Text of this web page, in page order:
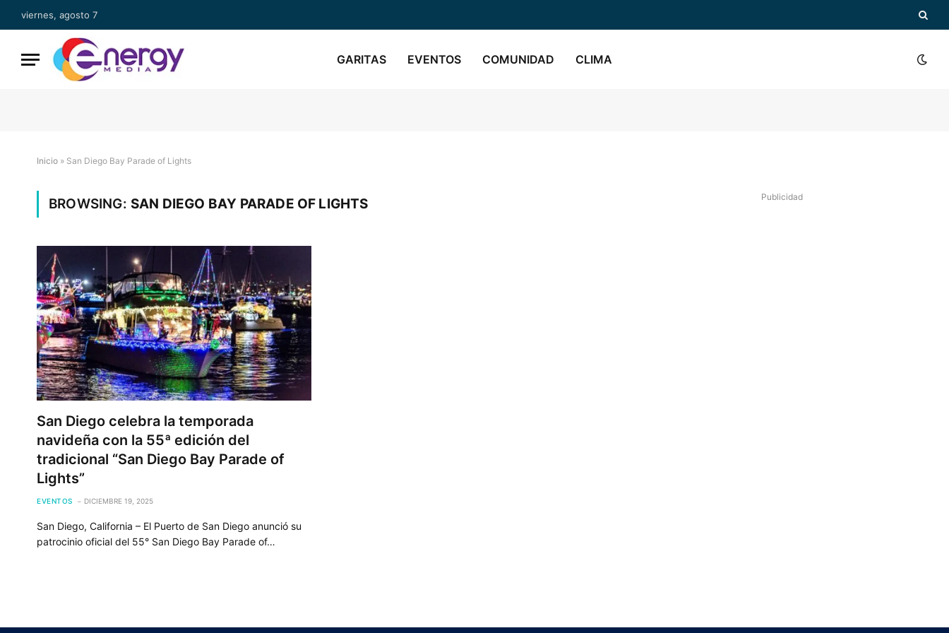
viernes, agosto 7
GARITAS EVENTOS COMUNIDAD CLIMA
Inicio » San Diego Bay Parade of Lights
BROWSING: SAN DIEGO BAY PARADE OF LIGHTS
San Diego celebra la temporada
navideña con la 55ª edición del
tradicional “San Diego Bay Parade of
Lights”
EVENTOS DICIEMBRE 19, 2025
San Diego, California – El Puerto de San Diego anunció su
patrocinio oficial del 55° San Diego Bay Parade of…
Publicidad